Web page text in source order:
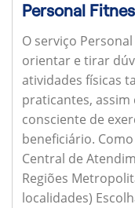
Personal
O serviço
orientar e tirar
atividades físicas
praticantes,
consciente de
beneficiário.
Central de
Regiões
localidades)